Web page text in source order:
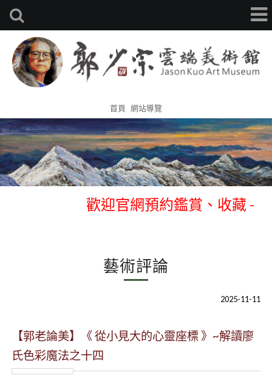
首頁 網站導覽
歡迎官網預約鑑賞、收藏 -
0933314105 張先生
藝術評論
2025-11-11
【郭老論美】《 從小見大的心靈座標 》~解讀廖
氏色彩魔法之十四